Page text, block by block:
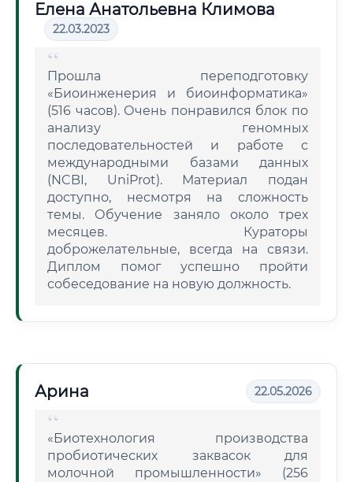
Елена Анатольевна Климова
22.03.2023
Прошла переподготовку
«Биоинженерия и биоинформатика»
(516 часов). Очень понравился блок по
анализу геномных
последовательностей и работе с
международными базами данных
(NCBI, UniProt). Материал подан
доступно, несмотря на сложность
темы. Обучение заняло около трех
месяцев. Кураторы
доброжелательные, всегда на связи.
Диплом помог успешно пройти
собеседование на новую должность.
Арина 22.05.2026
«Биотехнология производства
пробиотических заквасок для
молочной промышленности» (256